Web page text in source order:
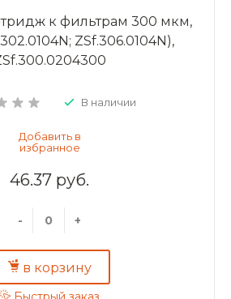
к фильтрам 300 мкм,
ZSf.306.0104N),
В наличии
46.37 руб.
- +
в корзину